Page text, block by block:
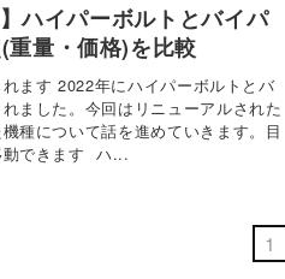
ハイパーボルトとバイパ
重量・価格)を比較
ます 2022年にハイパーボルトとバ
ました。今回はリニューアルされた
種について話を進めていきます。目
動できます ハ...
1